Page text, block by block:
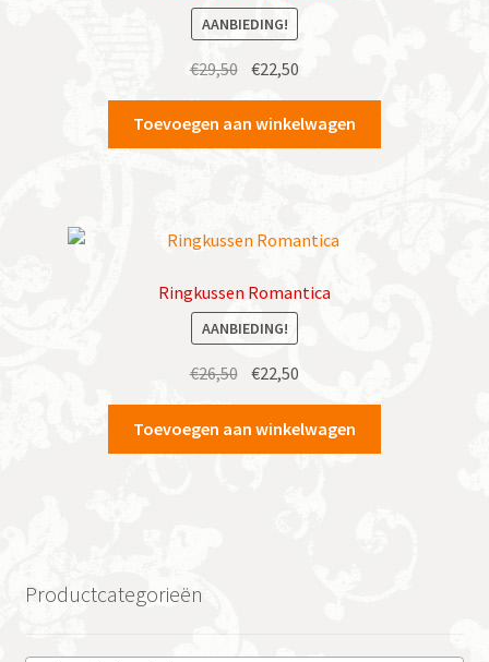
AANBIEDING!
€29,50 Oorspronkelijke
was:
€29,50.
€22,50
is:
€22,50.
Toevoegen aan winkelwagen
Ringkussen Romantica
AANBIEDING!
€26,50 Oorspronkelijke
was:
€26,50.
€22,50
is:
€22,50.
Toevoegen aan winkelwagen
Productcategorieën